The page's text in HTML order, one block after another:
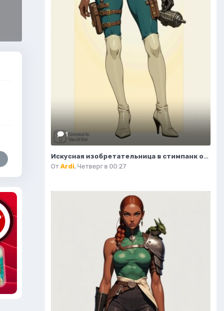
1
Искусная изобретательница в стимпанк образе: уверенность и элегантность в деталях. Нейросеть Flux
От Ardi, Четверг в 00:27